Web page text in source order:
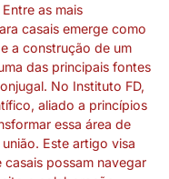
as mais
casais emerge como
a construção de um
das principais fontes
No Instituto FD,
aliado a princípios
essa área de
Este artigo visa
possam navegar